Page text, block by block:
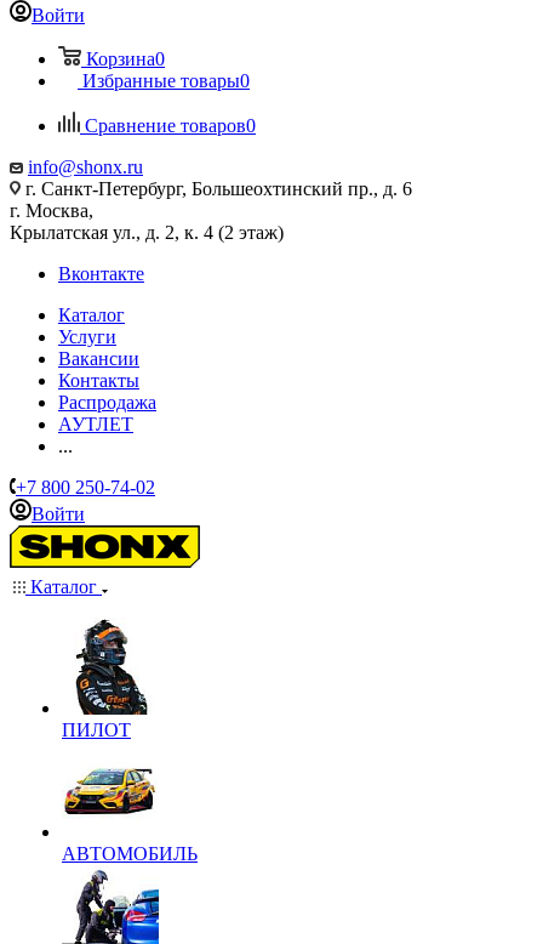
Войти
Корзина0
Избранные товары0
Сравнение товаров0
info@shonx.ru
г. Санкт-Петербург, Большеохтинский пр., д. 6
г. Москва,
Крылатская ул., д. 2, к. 4 (2 этаж)
Вконтакте
Каталог
Услуги
Вакансии
Контакты
Распродажа
АУТЛЕТ
...
+7 800 250-74-02
Войти
Каталог
ПИЛОТ
АВТОМОБИЛЬ